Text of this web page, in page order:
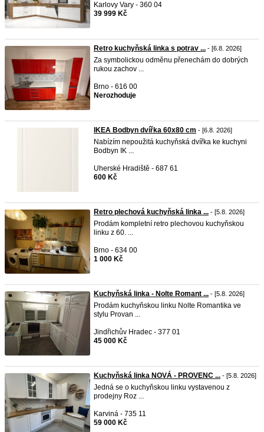
Karlovy Vary - 360 04
39 999 Kč
Retro kuchyňská linka s potrav ... - [6.8. 2026]
Za symbolickou odměnu přenechám do dobrých
rukou zachov ...
Brno - 616 00
Nerozhoduje
IKEA Bodbyn dvířka 60x80 cm - [6.8. 2026]
Nabízím nepoužitá kuchyňská dvířka ke kuchyni
Bodbyn IK ...
Uherské Hradiště - 687 61
600 Kč
Retro plechová kuchyňská linka ... - [5.8. 2026]
Prodám kompletní retro plechovou kuchyňskou
linku z 60. ...
Brno - 634 00
1 000 Kč
Kuchyňská linka - Nolte Romant ... - [5.8. 2026]
Prodám kuchyňskou linku Nolte Romantika ve
stylu Provan ...
Jindřichův Hradec - 377 01
45 000 Kč
Kuchyňská linka NOVÁ - PROVENC ... - [5.8. 2026]
Jedná se o kuchyňskou linku vystavenou z
prodejny Roz ...
Karviná - 735 11
59 000 Kč